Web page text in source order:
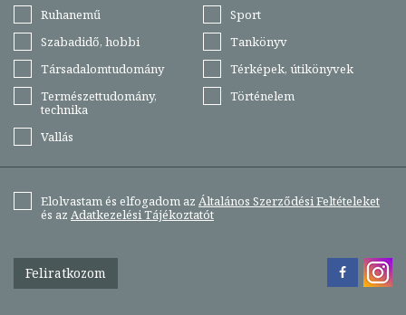
Ruhanemű
Sport
Szabadidő, hobbi
Tankönyv
Társadalomtudomány
Térképek, útikönyvek
Természettudomány,
technika
Történelem
Vallás
Elolvastam és elfogadom az Általános Szerződési Feltételeket
és az Adatkezelési Tájékoztatót
Feliratkozom